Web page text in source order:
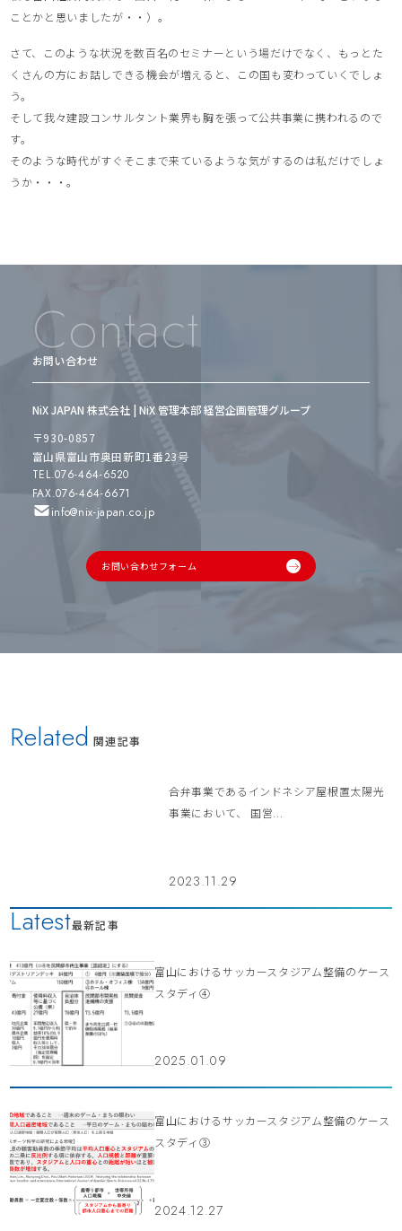
ことかと思いましたが・・）。
さて、このような状況を数百名のセミナーという場だけでなく、もっとた
くさんの方にお話しできる機会が増えると、この国も変わっていくでしょ
う。
そして我々建設コンサルタント業界も胸を張って公共事業に携われるので
す。
そのような時代がすぐそこまで来ているような気がするのは私だけでしょ
うか・・・。
Contact
お問い合わせ
NiX JAPAN 株式会社 | NiX 管理本部 経営企画管理グループ
〒930-0857
富山県富山市奥田新町1番23号
TEL.076-464-6520
FAX.076-464-6671
info@nix-japan.co.jp
お問い合わせフォーム
Related 関連記事
合弁事業であるインドネシア屋根置太陽光
事業において、 国営...
2023.11.29
Latest最新記事
富山におけるサッカースタジアム整備のケース
スタディ④
2025.01.09
富山におけるサッカースタジアム整備のケース
スタディ③
2024.12.27